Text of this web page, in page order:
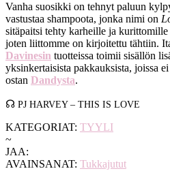
Vanha suosikki on tehnyt paluun
vastustaa shampoota, jonka nimi on
sitäpaitsi tehty karheille ja
joten liittomme on kirjoitettu tähtiin.
Davinesin tuotteissa toimii sisällön
yksinkertaisista pakkauksista, joissa
ostan Dandysta.
☊ PJ HARVEY – THIS IS LOVE
KATEGORIAT: TYYLI
~
JAA:
AVAINSANAT: Tukkajutut